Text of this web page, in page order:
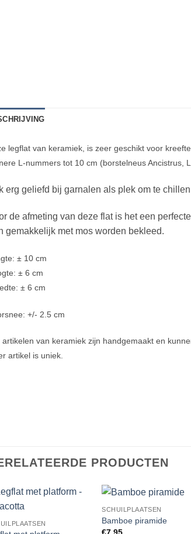
legflat van keramiek, is zeer geschikt voor
L-nummers tot 10 cm (borstelneus Ancistrus,
erg geliefd bij garnalen als plek om te
de afmeting van deze flat is het een
gemakkelijk met mos worden bekleed.
± 10 cm
± 6 cm
± 6 cm
+/- 2.5 cm
artikelen van keramiek zijn handgemaakt en
artikel is uniek.
PRODUCTEN
SCHUILPLAATSEN
Bamboe piramide